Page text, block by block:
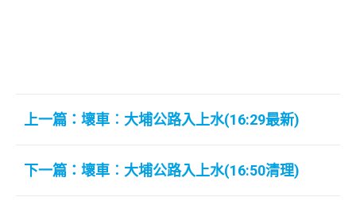
上一篇：壞車︰大埔公路入上水(16:29最新)
下一篇：壞車︰大埔公路入上水(16:50清理)